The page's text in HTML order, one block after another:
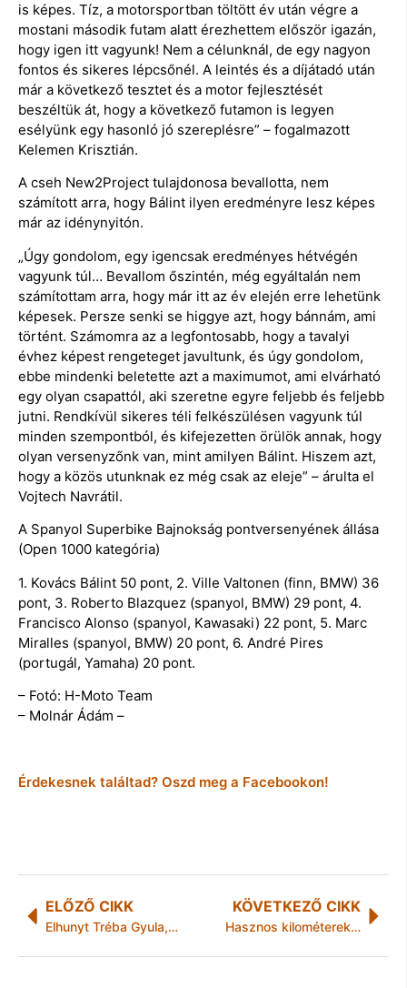
is képes. Tíz, a motorsportban töltött év után végre a
mostani második futam alatt érezhettem először igazán,
hogy igen itt vagyunk! Nem a célunknál, de egy nagyon
fontos és sikeres lépcsőnél. A leintés és a díjátadó után
már a következő tesztet és a motor fejlesztését
beszéltük át, hogy a következő futamon is legyen
esélyünk egy hasonló jó szereplésre” – fogalmazott
Kelemen Krisztián.
A cseh New2Project tulajdonosa bevallotta, nem
számított arra, hogy Bálint ilyen eredményre lesz képes
már az idénynyitón.
„Úgy gondolom, egy igencsak eredményes hétvégén
vagyunk túl… Bevallom őszintén, még egyáltalán nem
számítottam arra, hogy már itt az év elején erre lehetünk
képesek. Persze senki se higgye azt, hogy bánnám, ami
történt. Számomra az a legfontosabb, hogy a tavalyi
évhez képest rengeteget javultunk, és úgy gondolom,
ebbe mindenki beletette azt a maximumot, ami elvárható
egy olyan csapattól, aki szeretne egyre feljebb és feljebb
jutni. Rendkívül sikeres téli felkészülésen vagyunk túl
minden szempontból, és kifejezetten örülök annak, hogy
olyan versenyzőnk van, mint amilyen Bálint. Hiszem azt,
hogy a közös utunknak ez még csak az eleje” – árulta el
Vojtech Navrátil.
A Spanyol Superbike Bajnokság pontversenyének állása
(Open 1000 kategória)
1. Kovács Bálint 50 pont, 2. Ville Valtonen (finn, BMW) 36
pont, 3. Roberto Blazquez (spanyol, BMW) 29 pont, 4.
Francisco Alonso (spanyol, Kawasaki) 22 pont, 5. Marc
Miralles (spanyol, BMW) 20 pont, 6. André Pires
(portugál, Yamaha) 20 pont.
– Fotó: H-Moto Team
– Molnár Ádám –
Érdekesnek találtad? Oszd meg a Facebookon!
ELŐZŐ CIKK
Elhunyt Tréba Gyula, a miskolci újságírás meghatározó alakja
KÖVETKEZŐ CIKK
Hasznos kilométereket gyűjtöttünk!